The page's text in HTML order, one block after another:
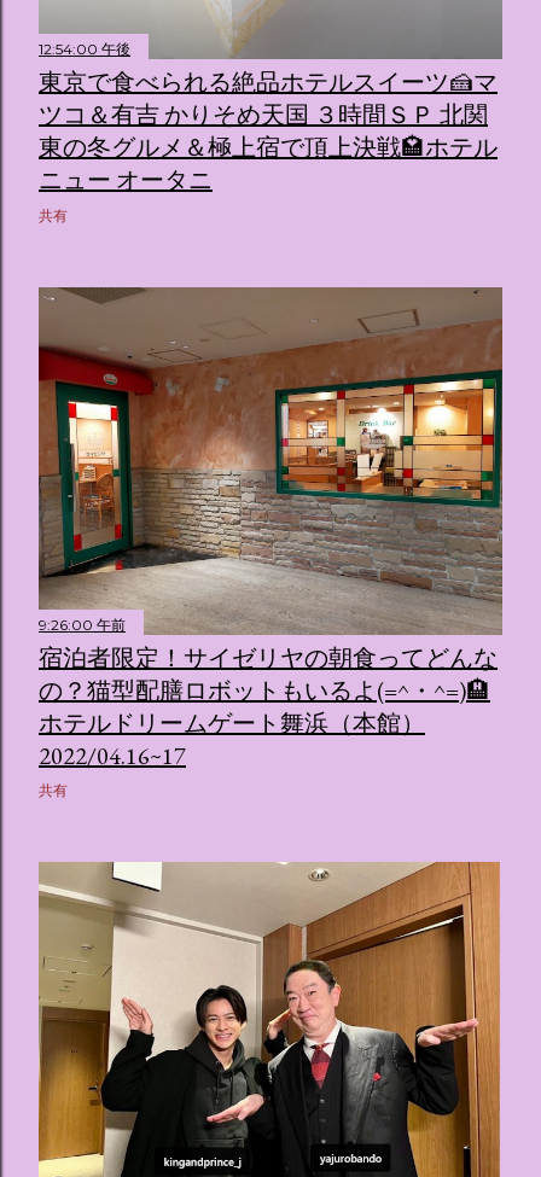
12:54:00 午後
東京で食べられる絶品ホテルスイーツ🍰マ
ツコ＆有吉 かりそめ天国 ３時間ＳＰ 北関
東の冬グルメ＆極上宿で頂上決戦🏩ホテル
ニュー オータニ
共有
9:26:00 午前
宿泊者限定！サイゼリヤの朝食ってどんな
の？猫型配膳ロボットもいるよ(=^・^=)🏨
ホテルドリームゲート舞浜（本館）
2022/04.16~17
共有